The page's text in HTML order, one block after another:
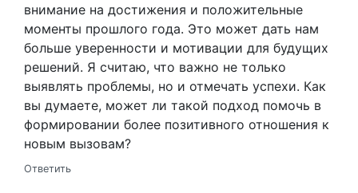
внимание на достижения и положительные
моменты прошлого года. Это может дать нам
больше уверенности и мотивации для будущих
решений. Я считаю, что важно не только
выявлять проблемы, но и отмечать успехи. Как
вы думаете, может ли такой подход помочь в
формировании более позитивного отношения к
новым вызовам?
Ответить